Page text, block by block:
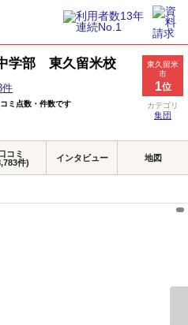
学部 東久留米校
件
ミ点数・件数です
東久留米
市
1位
カテゴリ
集団
コミ
件)
インタビュー 地図